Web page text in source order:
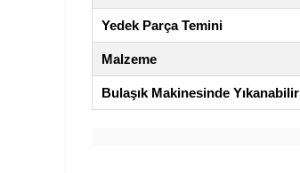
Yedek Parça Temini
Malzeme
Bulaşık Makinesinde Yıkanabilir